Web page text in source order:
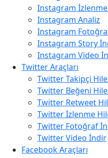
Instagram
Instagram Analiz
Instagram
Instagram Story
Instagram Video
Twitter Araçları
Twitter Takipçi
Twitter Beğeni
Twitter Retweet
Twitter İzlenme
Twitter Fotoğraf
Twitter Video İndir
Facebook Araçları